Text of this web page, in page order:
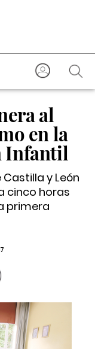
al
en la
Infantil
y León
cinco horas
primera